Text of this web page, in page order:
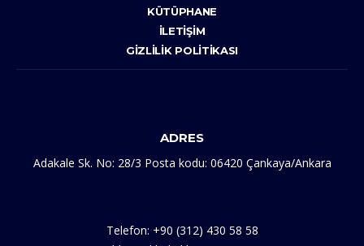
KÜTÜPHANE
İLETIŞIM
GIZLILIK POLITIKASI
ADRES
Adakale Sk. No: 28/3 Posta kodu: 06420 Çankaya/Ankara
Telefon: +90 (312) 430 58 58